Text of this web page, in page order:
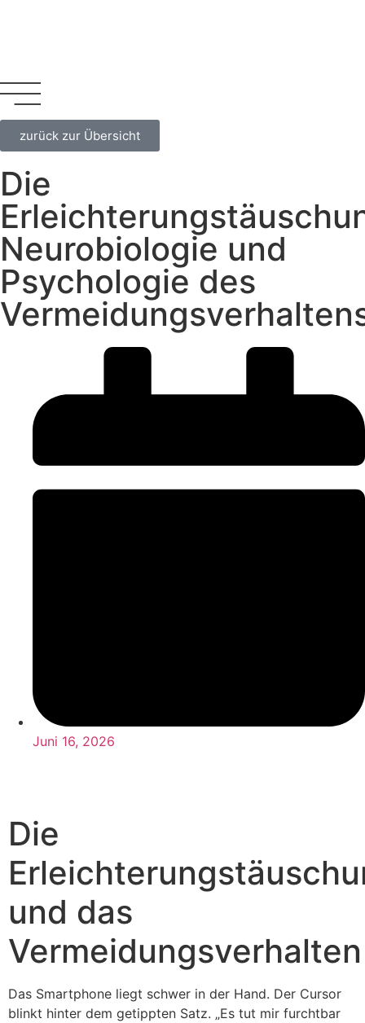
zurück zur Übersicht
Die
Neurobiologie und
Psychologie des
Juni 16, 2026
Die
und das
Vermeidungsverhalten
Das Smartphone liegt schwer in der Hand. Der Cursor
blinkt hinter dem getippten Satz. „Es tut mir furchtbar